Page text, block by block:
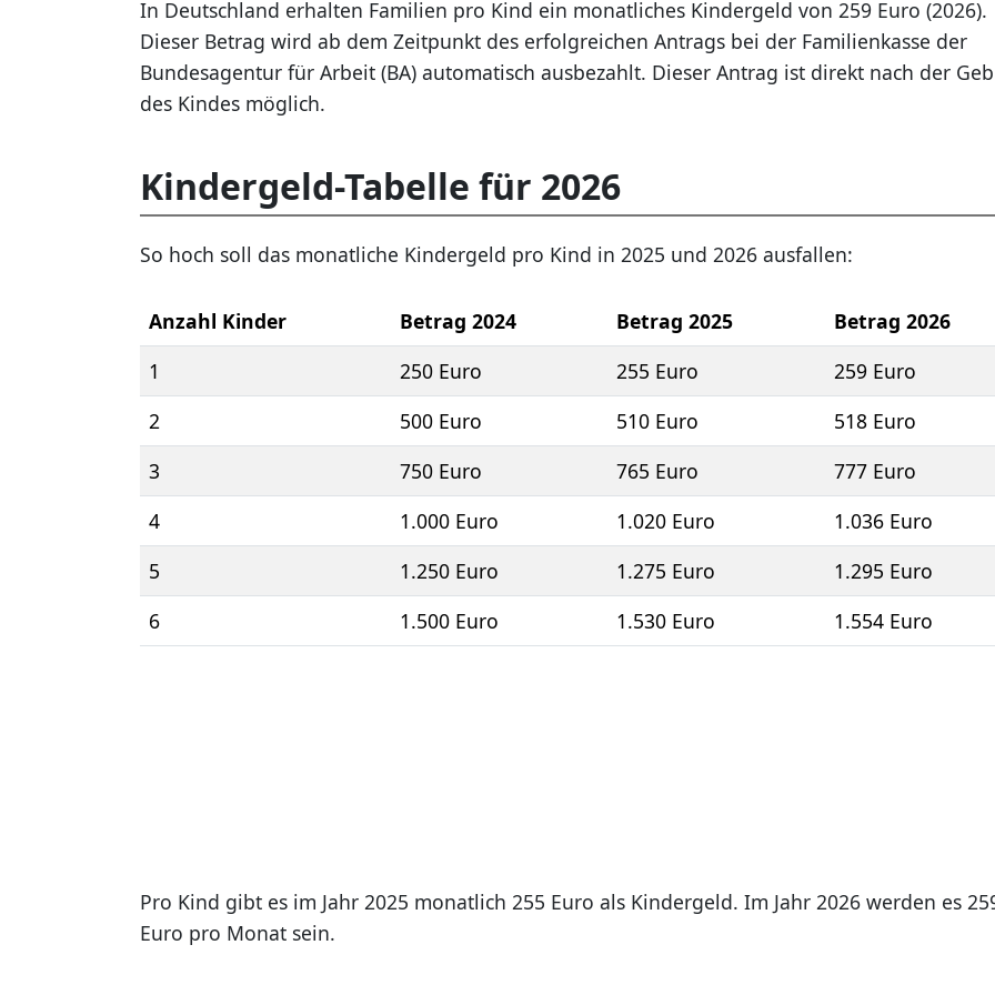
In Deutschland erhalten Familien pro Kind ein monatliches Kindergeld von 259 Euro (2026).
Dieser Betrag wird ab dem Zeitpunkt des erfolgreichen Antrags bei der Familienkasse der
Bundesagentur für Arbeit (BA) automatisch ausbezahlt. Dieser Antrag ist direkt nach der
des Kindes möglich.
Kindergeld-Tabelle für 2026
So hoch soll das monatliche Kindergeld pro Kind in 2025 und 2026 ausfallen:
Anzahl Kinder Betrag 2024 Betrag 2025
Betrag 2026
1
250 Euro 255 Euro
259 Euro
2
500 Euro 510 Euro
518 Euro
3
750 Euro 765 Euro
777 Euro
4
1.000 Euro 1.020 Euro
1.036 Euro
5
1.250 Euro 1.275 Euro
1.295 Euro
6
1.500 Euro 1.530 Euro 1.554 Euro
Pro Kind gibt es im Jahr 2025 monatlich 255 Euro als Kindergeld. Im Jahr 2026 werden es
Euro pro Monat sein.